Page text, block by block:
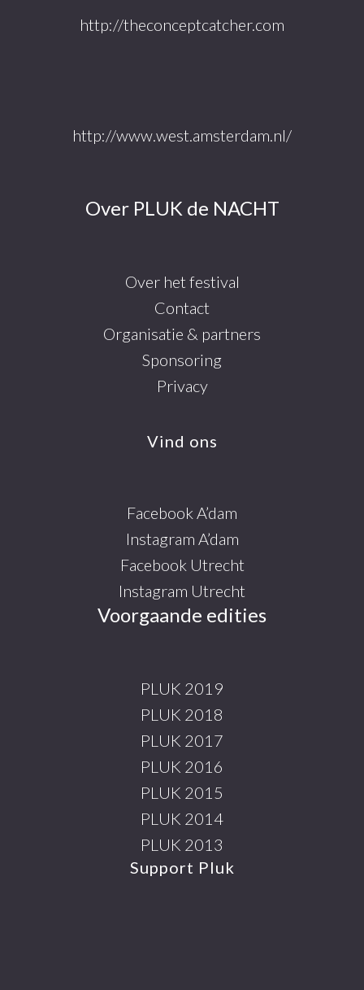
http://theconceptcatcher.com
http://www.west.amsterdam.nl/
Over PLUK de NACHT
Over het festival
Contact
Organisatie & partners
Sponsoring
Privacy
Vind ons
Facebook A’dam
Instagram A’dam
Facebook Utrecht
Instagram Utrecht
Voorgaande edities
PLUK 2019
PLUK 2018
PLUK 2017
PLUK 2016
PLUK 2015
PLUK 2014
PLUK 2013
Support Pluk